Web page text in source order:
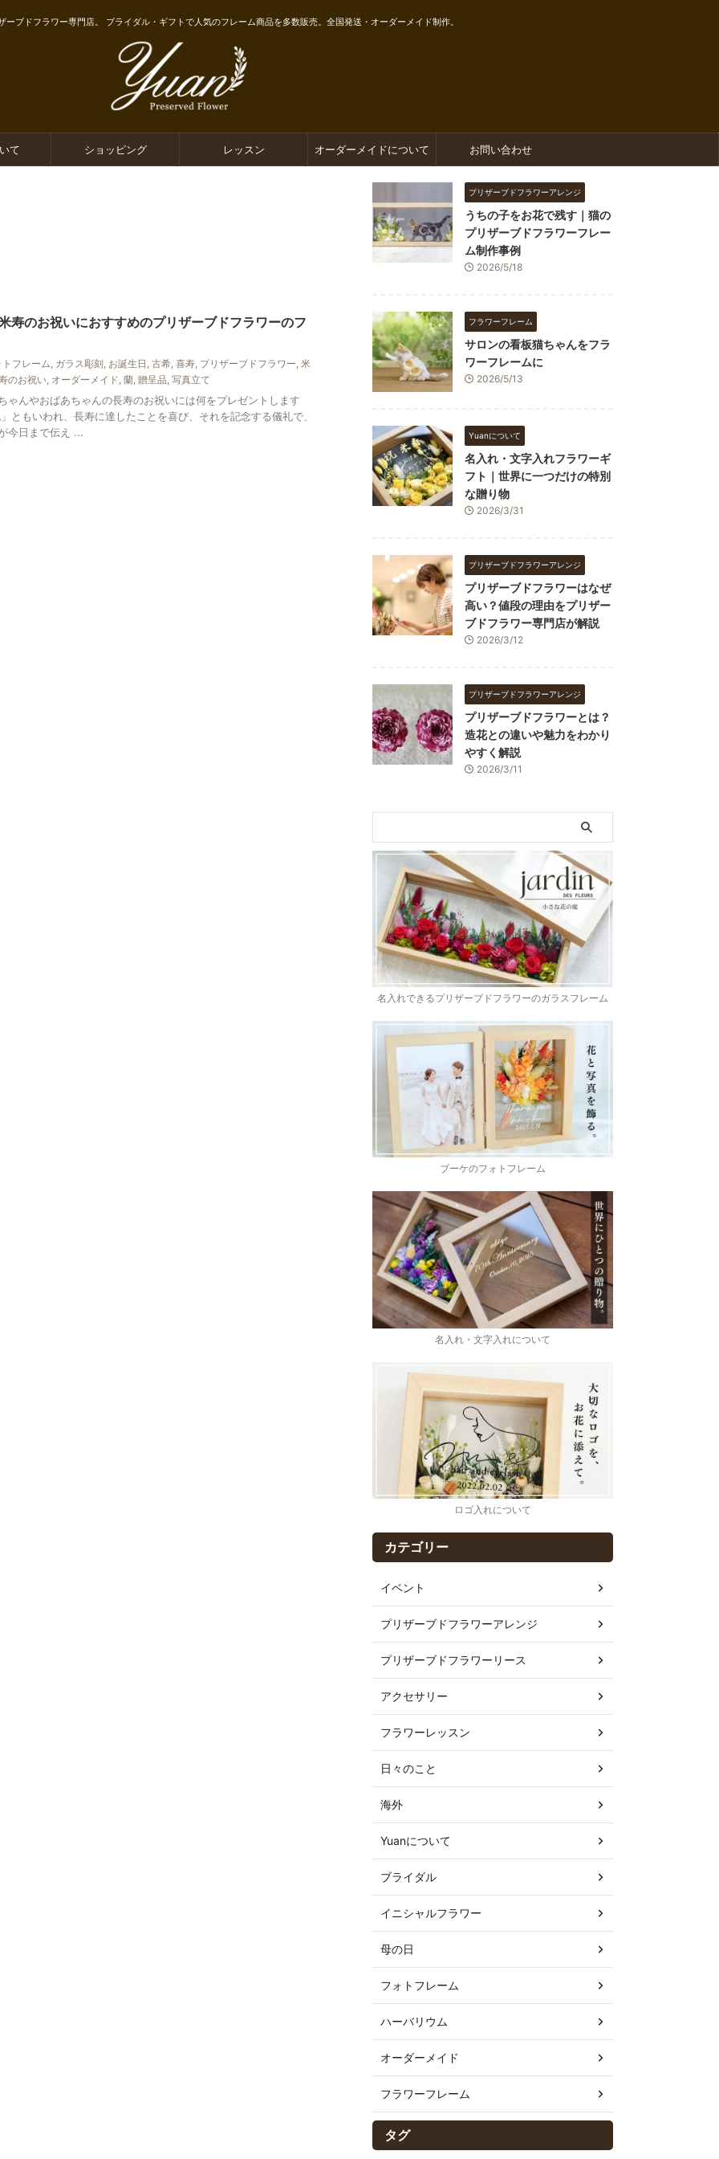
ーブドフラワー専門店。 ブライダル・ギフトで人気のフレーム商品を多数販売。全国発送・オーダーメイド制作。
て ショッピング レッスン オーダーメイドについて お問い合わせ
寿のお祝いにおすすめのプリザーブドフラワーのフ
トフレーム ガラス彫刻 お誕生日 古希 喜寿 プリザーブドフラワー 米
のお祝い オーダーメイド 蘭 贈呈品 写真立て
ゃんやおばあちゃんの長寿のお祝いには何をプレゼントします
ともいわれ、長寿に達したことを喜び、それを記念する儀礼で、
今日まで伝え ...
プリザーブドフラワーアレンジ
うちの子をお花で残す｜猫の
プリザーブドフラワーフレー
ム制作事例
2026/5/18
フラワーフレーム
サロンの看板猫ちゃんをフラ
ワーフレームに
2026/5/13
Yuanについて
名入れ・文字入れフラワーギ
フト｜世界に一つだけの特別
な贈り物
2026/3/31
プリザーブドフラワーアレンジ
プリザーブドフラワーはなぜ
高い？値段の理由をプリザー
ブドフラワー専門店が解説
2026/3/12
プリザーブドフラワーアレンジ
プリザーブドフラワーとは？
造花との違いや魅力をわかり
やすく解説
2026/3/11
名入れできるプリザーブドフラワーのガラスフレーム
ブーケのフォトフレーム
名入れ・文字入れについて
ロゴ入れについて
カテゴリー
イベント
プリザーブドフラワーアレンジ
プリザーブドフラワーリース
アクセサリー
フラワーレッスン
日々のこと
海外
Yuanについて
ブライダル
イニシャルフラワー
母の日
フォトフレーム
ハーバリウム
オーダーメイド
フラワーフレーム
タグ